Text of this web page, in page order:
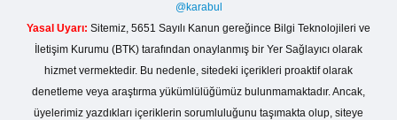
@karabul
Yasal Uyarı: Sitemiz, 5651 Sayılı Kanun gereğince Bilgi Teknolojileri ve
İletişim Kurumu (BTK) tarafından onaylanmış bir Yer Sağlayıcı olarak
hizmet vermektedir. Bu nedenle, sitedeki içerikleri proaktif olarak
denetleme veya araştırma yükümlülüğümüz bulunmamaktadır. Ancak,
üyelerimiz yazdıkları içeriklerin sorumluluğunu taşımakta olup, siteye